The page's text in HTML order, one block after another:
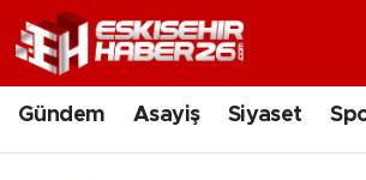
Gündem Asayiş Siyaset
Gündem
Asayiş
Nöbetçi Eczaneler
Hava Durumu